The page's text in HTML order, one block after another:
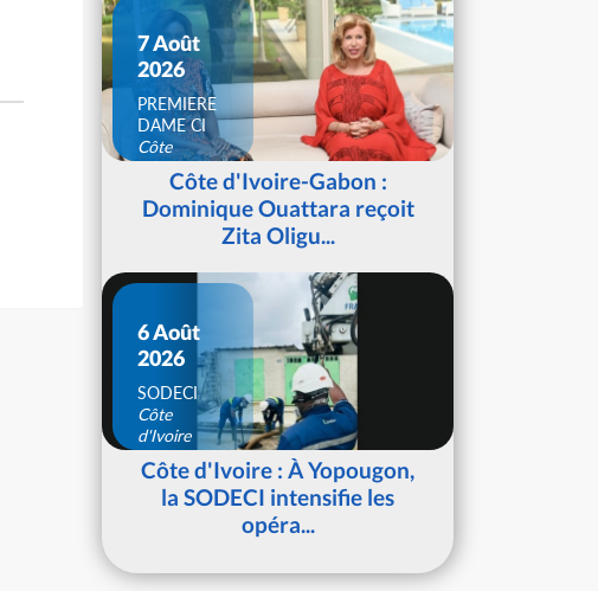
7 Août
2026
PREMIERE
DAME CI
Côte
d'IvoireCôte d'Ivoire-Gabon :
Dominique Ouattara reçoit
Zita Oligu...
6 Août
2026
SODECI
Côte
d'Ivoire
Côte d'Ivoire : À Yopougon,
la SODECI intensifie les
opéra...